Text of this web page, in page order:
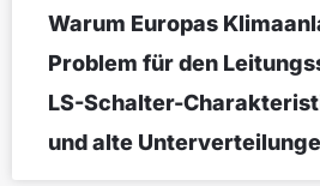
Warum Europas
Problem für den
LS-Schalter-
und alte